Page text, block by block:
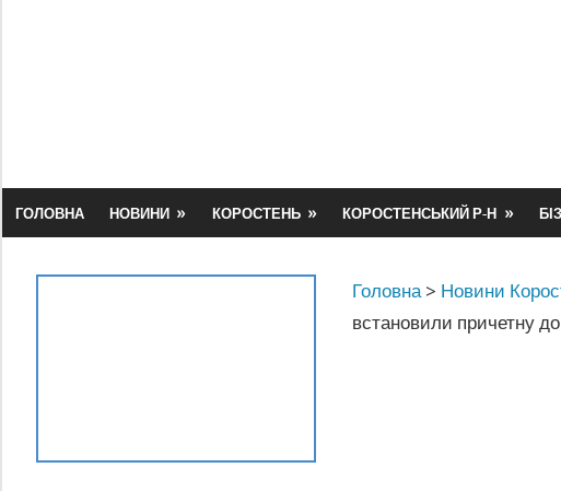
ГОЛОВНА НОВИНИ КОРОСТЕНЬ КОРОСТЕНСЬКИЙ Р-Н
Головна > Новини
встановили причетну до